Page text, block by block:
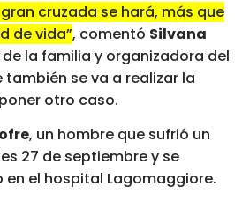
cruzada se hará, más que
de vida”, comentó Silvana
la familia y organizadora del
se va a realizar la
otro caso.
, un hombre que sufrió un
27 de septiembre y se
el hospital Lagomaggiore.